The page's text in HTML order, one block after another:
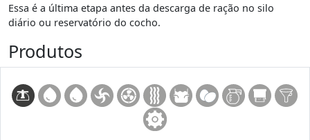
Essa é a última etapa antes da descarga de ração no silo
diário ou reservatório do cocho.
Produtos